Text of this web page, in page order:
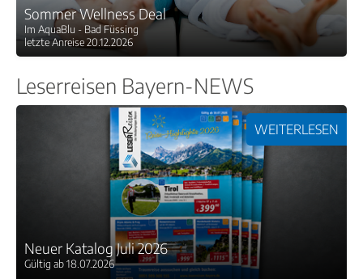
Sommer Wellness Deal
Im AquaBlu - Bad Füssing
letzte Anreise 20.12.2026
Leserreisen Bayern-NEWS
WEITERLESEN
Neuer Katalog Juli 2026
Gültig ab 18.07.2026